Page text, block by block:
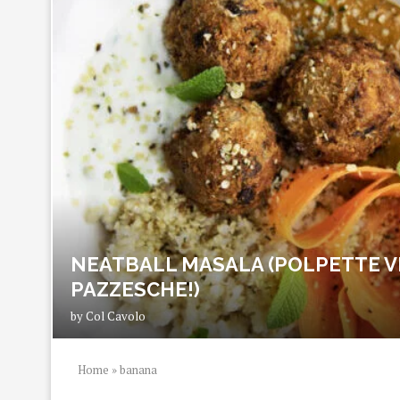
NEATBALL MASALA (POLPETTE
PAZZESCHE!)
byCol Cavolo
Home »banana